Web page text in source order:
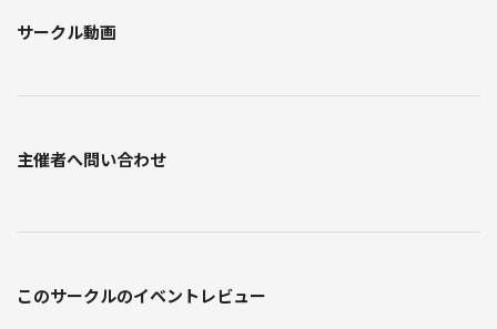
サークル動画
主催者へ問い合わせ
このサークルのイベントレビュー